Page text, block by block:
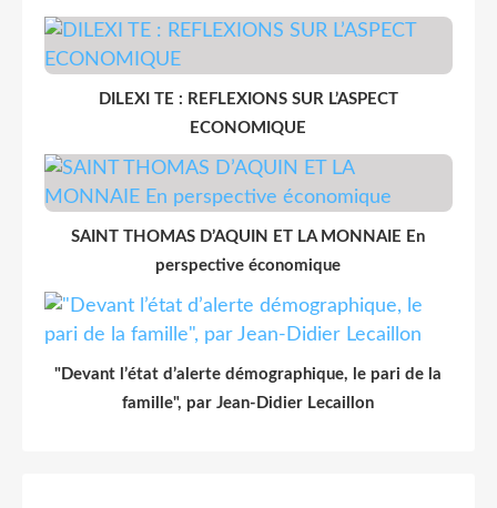
DILEXI TE : REFLEXIONS SUR L’ASPECT
ECONOMIQUE
SAINT THOMAS D’AQUIN ET LA MONNAIE En
perspective économique
"Devant l’état d’alerte démographique, le pari de la
famille", par Jean-Didier Lecaillon